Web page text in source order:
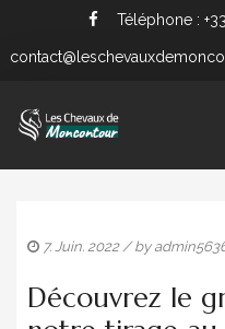
Téléphone :
L’ÉQUIPE
7. Juin. 2022/ by
Découvrez le